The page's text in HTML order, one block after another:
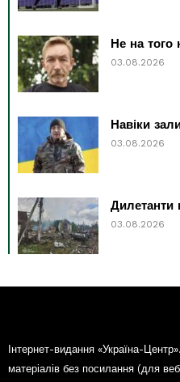
Не на того
03.08.2026
Навіки
03.08.2026
03.08.2026
Інтернет-видання «Україна-
матеріалів без посилання (для